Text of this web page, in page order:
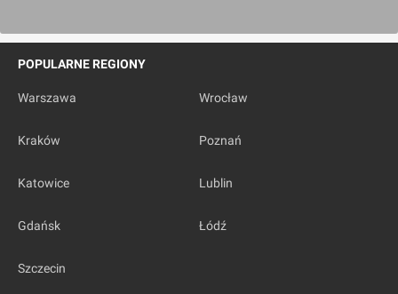
POPULARNE REGIONY
Warszawa Wrocław
Kraków Poznań
Katowice Lublin
Gdańsk Łódź
Szczecin